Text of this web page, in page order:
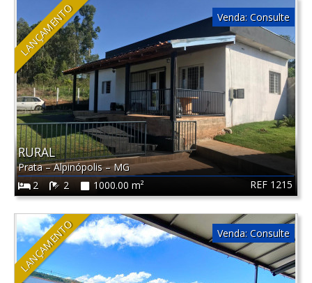
LANÇAMENTO
REF 1215
RURAL
Prata–Alpinópolis–MG
2
2 1000.00 m²
Venda: Consulte
LANÇAMENTO Venda: Consulte